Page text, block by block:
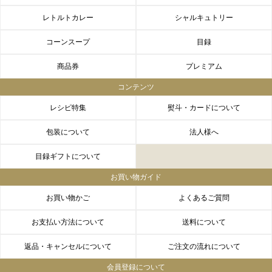
レトルトカレー シャルキュトリー
コーンスープ 目録
商品券 プレミアム
コンテンツ
レシピ特集 熨斗・カードについて
包装について 法人様へ
目録ギフトについて
お買い物ガイド
お買い物かご よくあるご質問
お支払い方法について 送料について
返品・キャンセルについて ご注文の流れについて
会員登録について